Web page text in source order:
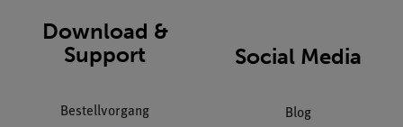
Download &
Support
Bestellvorgang
Social Media
Blog